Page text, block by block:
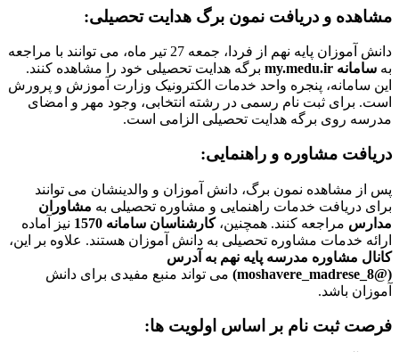
مشاهده و دریافت نمون برگ هدایت تحصیلی:
دانش آموزان پایه نهم از فردا، جمعه 27 تیر ماه، می توانند با مراجعه
به سامانه my.medu.ir
برگه هدایت تحصیلی خود را مشاهده کنند.
این سامانه، پنجره واحد خدمات الکترونیک وزارت آموزش و پرورش
است. برای ثبت نام رسمی در رشته انتخابی، وجود مهر و امضای
مدرسه روی برگه هدایت تحصیلی الزامی است.
دریافت مشاوره و راهنمایی:
پس از مشاهده نمون برگ، دانش آموزان و والدینشان می توانند
برای دریافت خدمات راهنمایی و مشاوره تحصیلی به مشاوران
مدارس مراجعه کنند. همچنین،کارشناسان سامانه 1570
نیز آماده
ارائه خدمات مشاوره تحصیلی به دانش آموزان هستند. علاوه بر این،
کانال مشاوره مدرسه پایه نهم به آدرس
(@moshavere_madrese_8)
می تواند منبع مفیدی برای دانش
آموزان باشد.
فرصت ثبت نام بر اساس اولویت ها: